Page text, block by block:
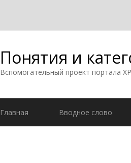
Понятия и
Вспомогательный проект портала
Главная Вводное слово